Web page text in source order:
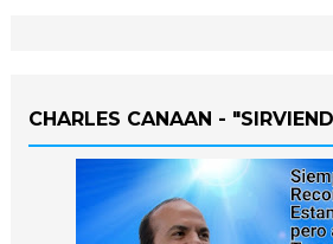
CHARLES CANAAN -